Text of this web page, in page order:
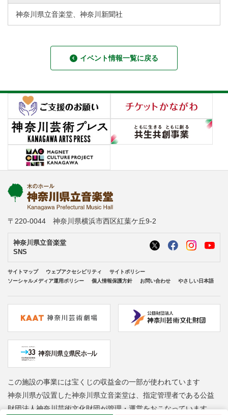
神奈川県立音楽堂、神奈川新聞社
イベント情報一覧に戻る
〒220-0044 神奈川県横浜市西区紅葉ケ丘9-2
神奈川県立音楽堂
SNS
サイトマップ ウェブアクセシビリティ
サイトポリシー
ソーシャルメディア運用ポリシー
個人情報保護方針 お問い合わせ やさしい日本語
この施設の事業には宝くじの収益金の一部が使われています
神奈川県が設置した神奈川県立音楽堂は、指定管理者である公益
財団法人神奈川芸術文化財団が管理・運営をおこなっています